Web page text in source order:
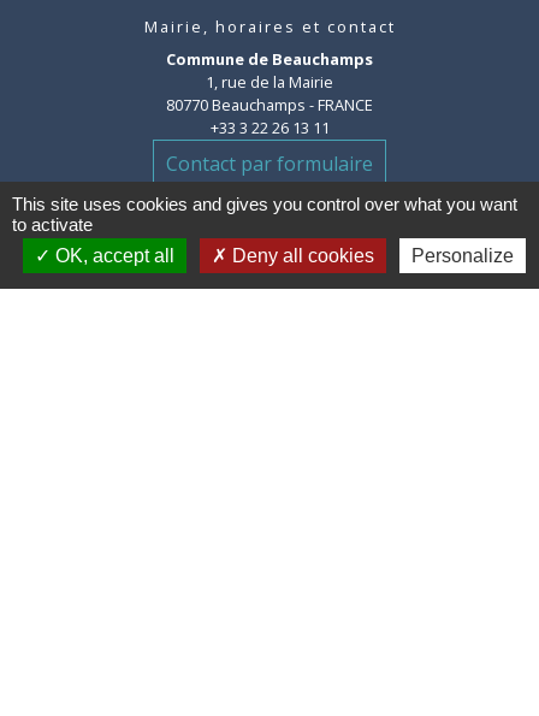
Mairie, horaires et contact
Commune de Beauchamps
1, rue de la Mairie
80770 Beauchamps - FRANCE
+33 3 22 26 13 11
Contact par formulaire
This site uses cookies and gives you control over what you want
to activate
OK, accept all
Deny all cookies Personalize